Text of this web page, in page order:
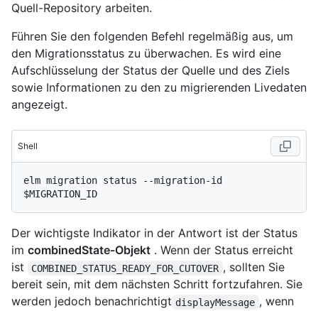
Quell-Repository arbeiten.
Führen Sie den folgenden Befehl regelmäßig aus, um
den Migrationsstatus zu überwachen. Es wird eine
Aufschlüsselung der Status der Quelle und des Ziels
sowie Informationen zu den zu migrierenden Livedaten
angezeigt.
Shell
elm migration status --migration-id
Der wichtigste Indikator in der Antwort ist der Status
im combinedState-Objekt . Wenn der Status erreicht
ist
COMBINED_STATUS_READY_FOR_CUTOVER , sollten Sie
bereit sein, mit dem nächsten Schritt fortzufahren. Sie
werden jedoch benachrichtigt displayMessage , wenn